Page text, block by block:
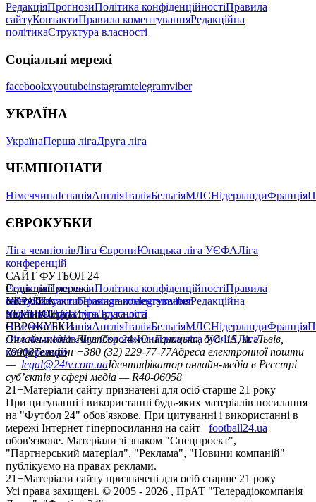
РедакціяПрогнозиПолітика конфіденційностіПравила
сайтуКонтактиПравила коментуванняРедакційна
політикаСтруктура власності
Соціальні мережі
facebookxyoutubeinstagramtelegramviber
УКРАЇНА
УкраїнаПерша лігаДруга ліга
ЧЕМПІОНАТИ
НімеччинаІспаніяАнгліяІталіяБельгіяМЛСНідерландиФранція
ЄВРОКУБКИ
Ліга чемпіонівЛіга ЄвропиЮнацька ліга УЄФАЛіга
конференцій
САЙТ ФУТБОЛ 24
РедакціяПрогнозиПолітика конфіденційностіПравила
сайтуКонтактиПравила коментуванняРедакційна
політикаСтруктура власності
Соціальні мережі
facebookxyoutubeinstagramtelegramviber
УКРАЇНА
УкраїнаПерша лігаДруга ліга
ЧЕМПІОНАТИ
НімеччинаІспаніяАнгліяІталіяБельгіяМЛСНідерландиФранція
ЄВРОКУБКИ
Ліга чемпіонівЛіга ЄвропиЮнацька ліга УЄФАЛіга
конференцій
Онлайн-медіа «Футбол 24»пл. Галицька, буд. 15, м. Львів,
79008Телефон +380 (32) 229-77-77Адреса електронної пошти
— legal@24tv.com.uaІдентифікатор онлайн-медіа в Реєстрі
суб’єктів у сфері медіа — R40-06058
21+Матеріали сайту призначені для осіб старше 21 року
При цитуванні і використанні будь-яких матеріалів посилання
на "Футбол 24" обов'язкове. При цитуванні і використанні в
мережі Інтернет гіперпосилання на сайт
football24.ua
обов'язкове. Матеріали зі знаком "Спецпроект",
"Партнерський матеріал", "Реклама", "Новини компаній"
публікуємо на правах реклами.
21+Матеріали сайту призначені для осіб старше 21 року
Усi права захищенi. © 2005 - 2026 , ПрАТ "Телерадіокомпанія